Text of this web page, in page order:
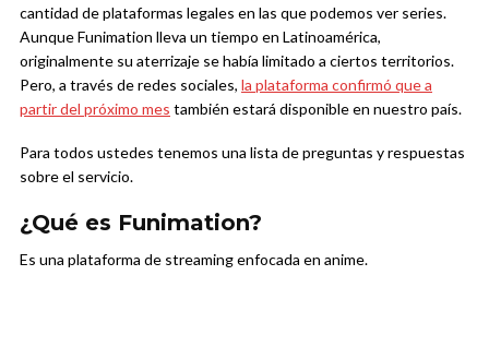
cantidad de plataformas legales en las que podemos ver series.
Aunque Funimation lleva un tiempo en Latinoamérica,
originalmente su aterrizaje se había limitado a ciertos territorios.
Pero, a través de redes sociales, la plataforma confirmó que a
partir del próximo mes también estará disponible en nuestro país.
Para todos ustedes tenemos una lista de preguntas y respuestas
sobre el servicio.
¿Qué es Funimation?
Es una plataforma de streaming enfocada en anime.